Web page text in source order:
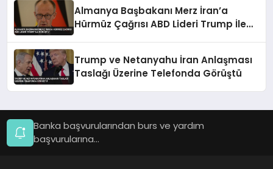
Almanya Başbakanı Merz İran’a
Hürmüz Çağrısı ABD Lideri Trump İle
Trump ve Netanyahu İran Anlaşması
Taslağı Üzerine Telefonda Görüştü
Banka başvurularından burs ve yardım
başvurularına...